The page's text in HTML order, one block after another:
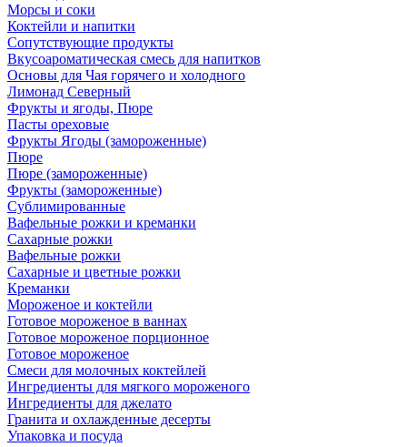
Морсы и соки
Коктейли и напитки
Сопутствующие продукты
Вкусоароматическая смесь для напитков
Основы для Чая горячего и холодного
Лимонад Северный
Фрукты и ягоды, Пюре
Пасты ореховые
Фрукты Ягоды (замороженные)
Пюре
Пюре (замороженные)
Фрукты (замороженные)
Сублимированные
Вафельные рожки и креманки
Сахарные рожки
Вафельные рожки
Сахарные и цветные рожки
Креманки
Мороженое и коктейли
Готовое мороженое в ваннах
Готовое мороженое порционное
Готовое мороженое
Смеси для молочных коктейлей
Ингредиенты для мягкого мороженого
Ингредиенты для джелато
Гранита и охлажденные десерты
Упаковка и посуда